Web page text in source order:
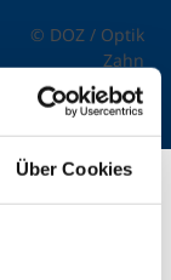
Über Cookies
© DOZ / Optik
Zahn